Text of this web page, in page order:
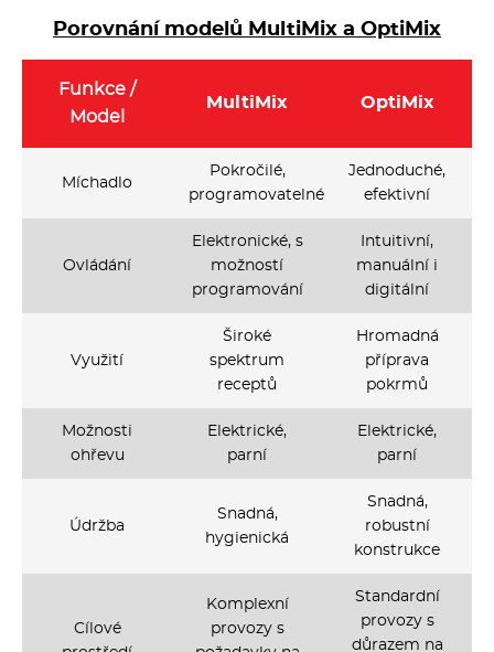
Porovnání modelů MultiMix a OptiMix
Funkce /
Model
MultiMix OptiMix
Míchadlo
Pokročilé,
programovatelné
Jednoduché,
efektivní
Ovládání
Elektronické, s
možností
programování
Intuitivní,
manuální i
digitální
Využití
Široké
spektrum
receptů
Hromadná
příprava
pokrmů
Možnosti
ohřevu
Elektrické,
parní
Elektrické,
parní
Údržba
Snadná,
hygienická
Snadná,
robustní
konstrukce
Cílové
Komplexní
provozy s
Standardní
provozy s
důrazem na